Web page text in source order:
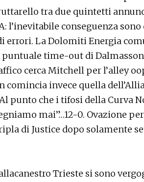
tra due quintetti
l’inevitabile conseguenza
La Dolomiti Energia
puntuale time-out di
cerca Mitchell per l’alley
comincia invece quella
punto che i tifosi della Curva
mai”…12-0. Ovazione
di Justice dopo solamente
Trieste si sono